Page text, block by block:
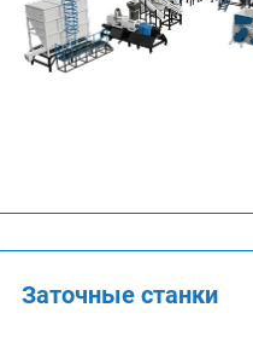
Заточные станки